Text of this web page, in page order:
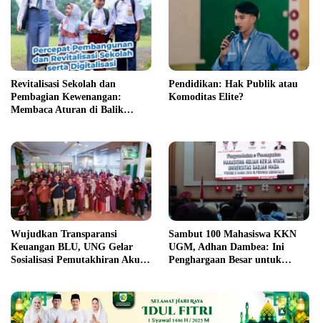
Revitalisasi Sekolah dan
Pembagian Kewenangan:
Membaca Aturan di Balik
Pendidikan: Hak Publik atau
Komoditas Elite?
Wujudkan Transparansi
Keuangan BLU, UNG Gelar
Sosialisasi Pemutakhiran Akun
Sambut 100 Mahasiswa KKN
UGM, Adhan Dambea: Ini
Penghargaan Besar untuk